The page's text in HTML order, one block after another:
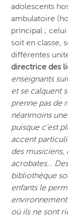
adolescents
ambulatoire
principal ; celui
soit en classe,
différentes
directrice des
enseignants
et se calquent
prenne pas de
néanmoins
puisque c’est
accent
des musiciens,
acrobates…
bibliothèque
enfants le
où ils ne sont